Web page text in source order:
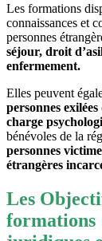
Les formations
connaissances et
personnes
séjour, droit
enfermement.
Elles peuvent
personnes
charge
bénévoles de la
personnes
étrangères
Les
formations